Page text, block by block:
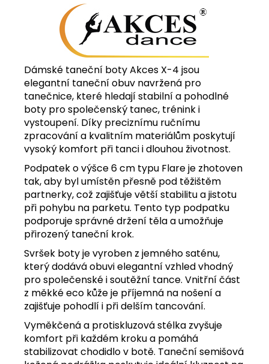
Dámské taneční boty Akces X-4 jsou
elegantní taneční obuv navržená pro
tanečnice, které hledají stabilní a pohodlné
boty pro společenský tanec, trénink i
vystoupení. Díky preciznímu ručnímu
zpracování a kvalitním materiálům poskytují
vysoký komfort při tanci i dlouhou životnost.
Podpatek o výšce 6 cm typu Flare je zhotoven
tak, aby byl umístěn přesně pod těžištěm
partnerky, což zajišťuje větší stabilitu a jistotu
při pohybu na parketu. Tento typ podpatku
podporuje správné držení těla a umožňuje
přirozený taneční krok.
Svršek boty je vyroben z jemného saténu,
který dodává obuvi elegantní vzhled vhodný
pro společenské i soutěžní tance. Vnitřní část
z měkké eco kůže je příjemná na nošení a
zajišťuje pohodlí i při delším tancování.
Vyměkčená a protiskluzová stélka zvyšuje
komfort při každém kroku a pomáhá
stabilizovat chodidlo v botě. Taneční semišová